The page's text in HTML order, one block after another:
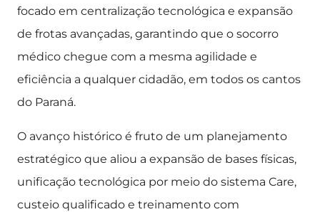
focado em centralização tecnológica e expansão
de frotas avançadas, garantindo que o socorro
médico chegue com a mesma agilidade e
eficiência a qualquer cidadão, em todos os cantos
do Paraná.
O avanço histórico é fruto de um planejamento
estratégico que aliou a expansão de bases físicas,
unificação tecnológica por meio do sistema Care,
custeio qualificado e treinamento com